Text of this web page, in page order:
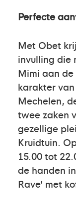
Perfecte
Met Obet
invulling die
Mimi aan
karakter
Mechelen,
twee zaken
gezellige
Kruidtuin.
15.00 tot
de handen
Rave’ met